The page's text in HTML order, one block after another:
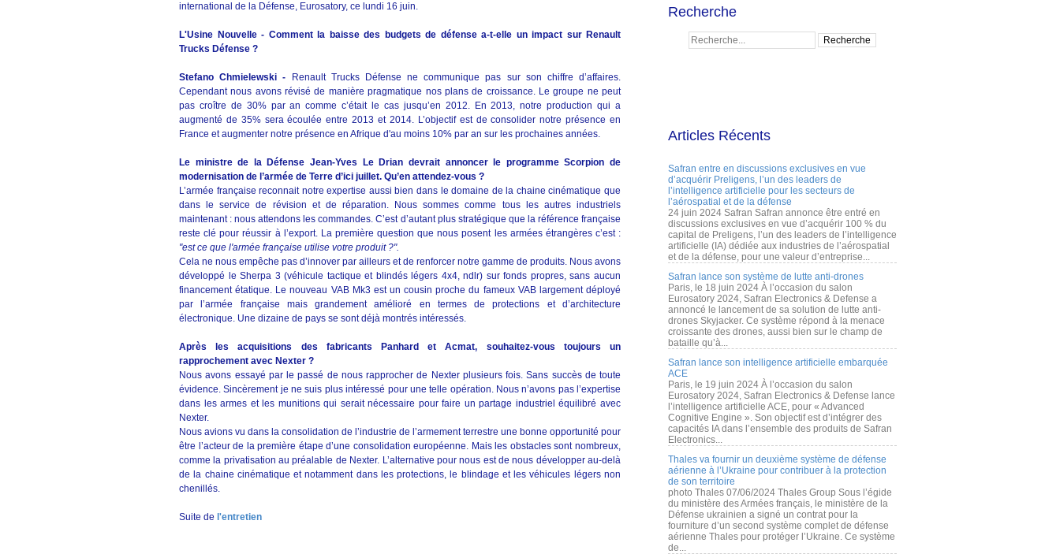
international de la Défense, Eurosatory, ce lundi 16 juin.
L'Usine Nouvelle - Comment la baisse des budgets de défense a-t-elle un impact sur Renault
Trucks Défense ?
Stefano Chmielewski -
Renault Trucks Défense ne communique pas sur son chiffre d’affaires.
Cependant nous avons révisé de manière pragmatique nos plans de croissance. Le groupe ne peut
pas croître de 30% par an comme c’était le cas jusqu’en 2012. En 2013, notre production qui a
augmenté de 35% sera écoulée entre 2013 et 2014. L’objectif est de consolider notre présence en
France et augmenter notre présence en Afrique d'au moins 10% par an sur les prochaines années.
Le ministre de la Défense Jean-Yves Le Drian devrait annoncer le programme Scorpion de
modernisation de l’armée de Terre d’ici juillet. Qu’en attendez-vous ?
L’armée française reconnait notre expertise aussi bien dans le domaine de la chaine cinématique que
dans le service de révision et de réparation. Nous sommes comme tous les autres industriels
maintenant : nous attendons les commandes. C’est d’autant plus stratégique que la référence française
reste clé pour réussir à l’export. La première question que nous posent les armées étrangères c’est :
"est ce que l'armée française utilise votre produit ?".
Cela ne nous empêche pas d’innover par ailleurs et de renforcer notre gamme de produits. Nous avons
développé le Sherpa 3 (véhicule tactique et blindés légers 4x4, ndlr) sur fonds propres, sans aucun
financement étatique. Le nouveau VAB Mk3 est un cousin proche du fameux VAB largement déployé
par l’armée française mais grandement amélioré en termes de protections et d’architecture
électronique. Une dizaine de pays se sont déjà montrés intéressés.
Après les acquisitions des fabricants Panhard et Acmat, souhaitez-vous toujours un
rapprochement avec Nexter ?
Nous avons essayé par le passé de nous rapprocher de Nexter plusieurs fois. Sans succès de toute
évidence. Sincèrement je ne suis plus intéressé pour une telle opération. Nous n’avons pas l’expertise
dans les armes et les munitions qui serait nécessaire pour faire un partage industriel équilibré avec
Nexter.
Nous avions vu dans la consolidation de l’industrie de l’armement terrestre une bonne opportunité pour
être l’acteur de la première étape d’une consolidation européenne. Mais les obstacles sont nombreux,
comme la privatisation au préalable de Nexter. L’alternative pour nous est de nous développer au-delà
de la chaine cinématique et notamment dans les protections, le blindage et les véhicules légers non
chenillés.
Suite de l'entretien
Recherche
Articles Récents
Safran entre en discussions exclusives en vue
d’acquérir Preligens, l’un des leaders de
l’intelligence artificielle pour les secteurs de
l’aérospatial et de la défense
24 juin 2024 Safran Safran annonce être entré en
discussions exclusives en vue d’acquérir 100 % du
capital de Preligens, l’un des leaders de l’intelligence
artificielle (IA) dédiée aux industries de l’aérospatial
et de la défense, pour une valeur d’entreprise...
Safran lance son système de lutte anti-drones
Paris, le 18 juin 2024 À l’occasion du salon
Eurosatory 2024, Safran Electronics & Defense a
annoncé le lancement de sa solution de lutte anti-
drones Skyjacker. Ce système répond à la menace
croissante des drones, aussi bien sur le champ de
bataille qu’à...
Safran lance son intelligence artificielle embarquée
ACE
Paris, le 19 juin 2024 À l’occasion du salon
Eurosatory 2024, Safran Electronics & Defense lance
l’intelligence artificielle ACE, pour « Advanced
Cognitive Engine ». Son objectif est d’intégrer des
capacités IA dans l’ensemble des produits de Safran
Electronics...
Thales va fournir un deuxième système de défense
aérienne à l’Ukraine pour contribuer à la protection
de son territoire
photo Thales 07/06/2024 Thales Group Sous l’égide
du ministère des Armées français, le ministère de la
Défense ukrainien a signé un contrat pour la
fourniture d’un second système complet de défense
aérienne Thales pour protéger l’Ukraine. Ce système
de...